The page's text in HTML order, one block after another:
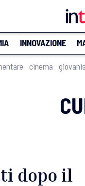
INNOVAZIONE
cinema
dopo il